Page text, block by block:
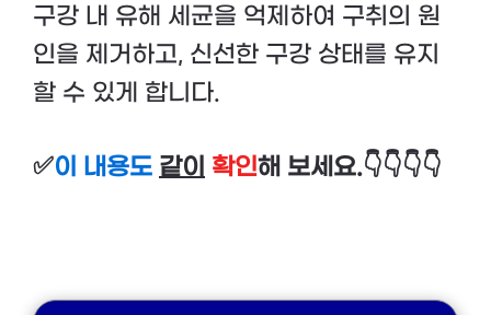
구강 내 유해 세균을 억제하여 구취의 원
인을 제거하고, 신선한 구강 상태를 유지
할 수 있게 합니다.
✅이 내용도 같이 확인해 보세요.👇👇👇👇